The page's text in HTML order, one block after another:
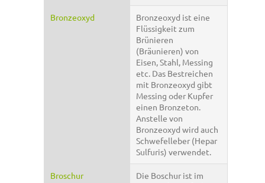
Bronzeoxyd
Bronzeoxyd ist eine
Flüssigkeit zum
Brünieren
(Bräunieren) von
Eisen, Stahl, Messing
etc. Das Bestreichen
mit Bronzeoxyd gibt
Messing oder Kupfer
einen Bronzeton.
Anstelle von
Bronzeoxyd wird auch
Schwefelleber (Hepar
Sulfuris) verwendet.
Broschur
Die Boschur ist im